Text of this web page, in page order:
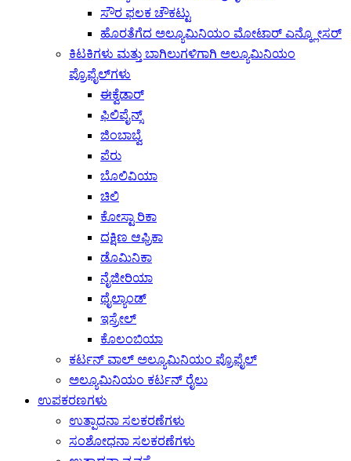
ಸೌರ ಫಲಕ ಚೌಕಟ್ಟು
ಹೊರತೆಗೆದ ಅಲ್ಯೂಮಿನಿಯಂ ಮೋಟಾರ್ ಎನ್ಕ್ಲೋಸರ್
ಕಿಟಕಿಗಳು ಮತ್ತು ಬಾಗಿಲುಗಳಿಗಾಗಿ ಅಲ್ಯೂಮಿನಿಯಂ
ಪ್ರೊಫೈಲ್‌ಗಳು
ಈಕ್ವೆಡಾರ್
ಫಿಲಿಪೈನ್ಸ್
ಜಿಂಬಾಬ್ವೆ
ಪೆರು
ಬೊಲಿವಿಯಾ
ಚಿಲಿ
ಕೋಸ್ಟಾ ರಿಕಾ
ದಕ್ಷಿಣ ಆಫ್ರಿಕಾ
ಡೊಮಿನಿಕಾ
ನೈಜೀರಿಯಾ
ಥೈಲ್ಯಾಂಡ್
ಇಸ್ರೇಲ್
ಕೊಲಂಬಿಯಾ
ಕರ್ಟನ್ ವಾಲ್ ಅಲ್ಯೂಮಿನಿಯಂ ಪ್ರೊಫೈಲ್
ಅಲ್ಯೂಮಿನಿಯಂ ಕರ್ಟನ್ ರೈಲು
ಉಪಕರಣಗಳು
ಉತ್ಪಾದನಾ ಸಲಕರಣೆಗಳು
ಸಂಶೋಧನಾ ಸಲಕರಣೆಗಳು